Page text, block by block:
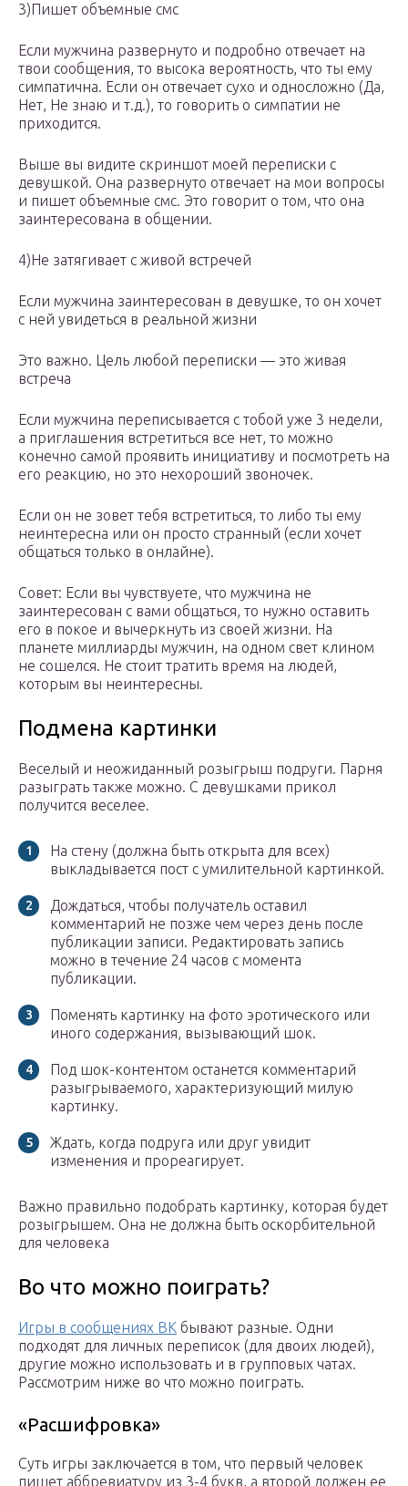
3)Пишет объемные смс
Если мужчина развернуто и подробно отвечает на
твои сообщения, то высока вероятность, что ты ему
симпатична. Если он отвечает сухо и односложно (Да,
Нет, Не знаю и т.д.), то говорить о симпатии не
приходится.
Выше вы видите скриншот моей переписки с
девушкой. Она развернуто отвечает на мои вопросы
и пишет объемные смс. Это говорит о том, что она
заинтересована в общении.
4)Не затягивает с живой встречей
Если мужчина заинтересован в девушке, то он хочет
с ней увидеться в реальной жизни
Это важно. Цель любой переписки — это живая
встреча
Если мужчина переписывается с тобой уже 3 недели,
а приглашения встретиться все нет, то можно
конечно самой проявить инициативу и посмотреть на
его реакцию, но это нехороший звоночек.
Если он не зовет тебя встретиться, то либо ты ему
неинтересна или он просто странный (если хочет
общаться только в онлайне).
Совет: Если вы чувствуете, что мужчина не
заинтересован с вами общаться, то нужно оставить
его в покое и вычеркнуть из своей жизни. На
планете миллиарды мужчин, на одном свет клином
не сошелся. Не стоит тратить время на людей,
которым вы неинтересны.
Подмена картинки
Веселый и неожиданный розыгрыш подруги. Парня
разыграть также можно. С девушками прикол
получится веселее.
На стену (должна быть открыта для всех)
выкладывается пост с умилительной картинкой.
Дождаться, чтобы получатель оставил
комментарий не позже чем через день после
публикации записи. Редактировать запись
можно в течение 24 часов с момента
публикации.
Поменять картинку на фото эротического или
иного содержания, вызывающий шок.
Под шок-контентом останется комментарий
разыгрываемого, характеризующий милую
картинку.
Ждать, когда подруга или друг увидит
изменения и прореагирует.
Важно правильно подобрать картинку, которая будет
розыгрышем. Она не должна быть оскорбительной
для человека
Во что можно поиграть?
Игры в сообщениях ВК бывают разные. Одни
подходят для личных переписок (для двоих людей),
другие можно использовать и в групповых чатах.
Рассмотрим ниже во что можно поиграть.
«Расшифровка»
Суть игры заключается в том, что первый человек
пишет аббревиатуру из 3-4 букв, а второй должен ее